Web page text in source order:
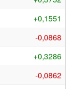
+0,1551
-0,0868
+0,3286
-0,0862